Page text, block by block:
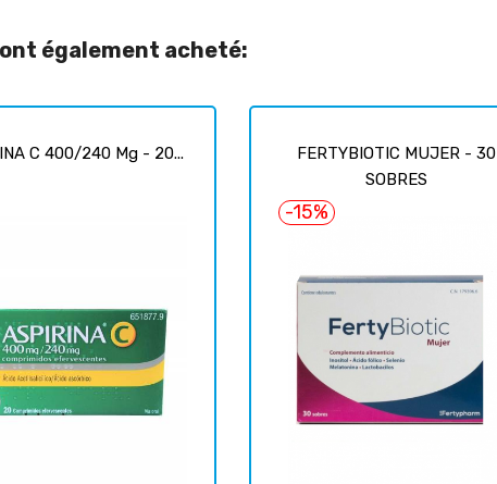
également acheté:
C 400/240 Mg - 20...
FERTYBIOTIC MUJER - 30
SOBRES
-15%